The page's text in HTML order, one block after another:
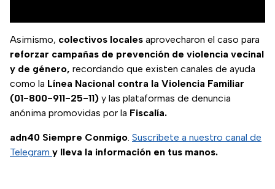
Asimismo, colectivos locales aprovecharon el caso para
reforzar campañas de prevención de violencia vecinal
y de género, recordando que existen canales de ayuda
como la Línea Nacional contra la Violencia Familiar
(01-800-911-25-11) y las plataformas de denuncia
anónima promovidas por la Fiscalía.
adn40 Siempre Conmigo. Suscríbete a nuestro canal de
Telegram y lleva la información en tus manos.